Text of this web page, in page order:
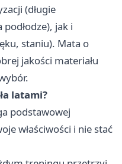
(długie
jak i
staniu). Mata o
jakości materiału
latami?
podstawowej
właściwości i nie stać